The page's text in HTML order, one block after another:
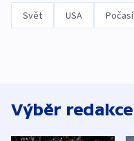
Svět USA Počasí
Výběr redakce